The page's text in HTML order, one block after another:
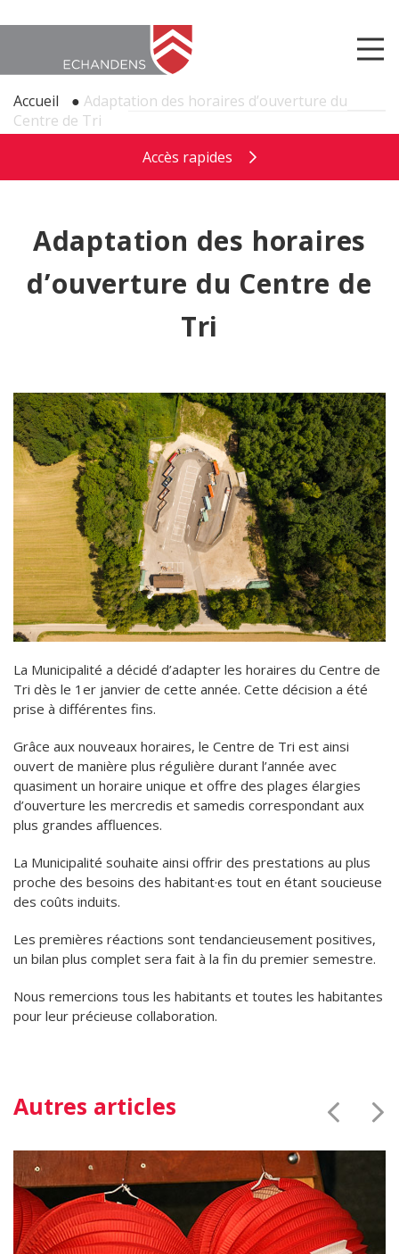
Accueil ● Adaptation des horaires d’ouverture du
Centre de Tri
Accès rapides
Adaptation des horaires
d’ouverture du Centre de
Tri
La Municipalité a décidé d’adapter les horaires du Centre de
Tri dès le 1er janvier de cette année. Cette décision a été
prise à différentes fins.
Grâce aux nouveaux horaires, le Centre de Tri est ainsi
ouvert de manière plus régulière durant l’année avec
quasiment un horaire unique et offre des plages élargies
d’ouverture les mercredis et samedis correspondant aux
plus grandes affluences.
La Municipalité souhaite ainsi offrir des prestations au plus
proche des besoins des habitant·es tout en étant soucieuse
des coûts induits.
Les premières réactions sont tendancieusement positives,
un bilan plus complet sera fait à la fin du premier semestre.
Nous remercions tous les habitants et toutes les habitantes
pour leur précieuse collaboration.
Autres articles